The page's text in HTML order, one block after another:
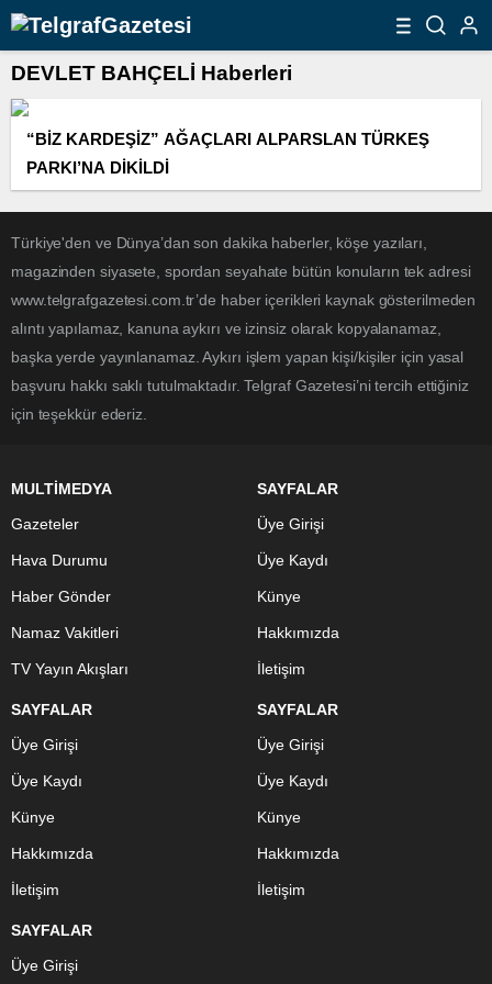
DEVLET BAHÇELİ Haberleri
“BİZ KARDEŞİZ” AĞAÇLARI ALPARSLAN TÜRKEŞ
PARKI’NA DİKİLDİ
Türkiye'den ve Dünya’dan son dakika haberler, köşe yazıları,
magazinden siyasete, spordan seyahate bütün konuların tek adresi
www.telgrafgazetesi.com.tr’de haber içerikleri kaynak gösterilmeden
alıntı yapılamaz, kanuna aykırı ve izinsiz olarak kopyalanamaz,
başka yerde yayınlanamaz. Aykırı işlem yapan kişi/kişiler için yasal
başvuru hakkı saklı tutulmaktadır. Telgraf Gazetesi’ni tercih ettiğiniz
için teşekkür ederiz.
MULTİMEDYA
Gazeteler
Hava Durumu
Haber Gönder
Namaz Vakitleri
TV Yayın Akışları
SAYFALAR
Üye Girişi
Üye Kaydı
Künye
Hakkımızda
İletişim
SAYFALAR
Üye Girişi
Üye Kaydı
Künye
Hakkımızda
İletişim
SAYFALAR
Üye Girişi
Üye Kaydı
Künye
Hakkımızda
İletişim
SAYFALAR
Üye Girişi